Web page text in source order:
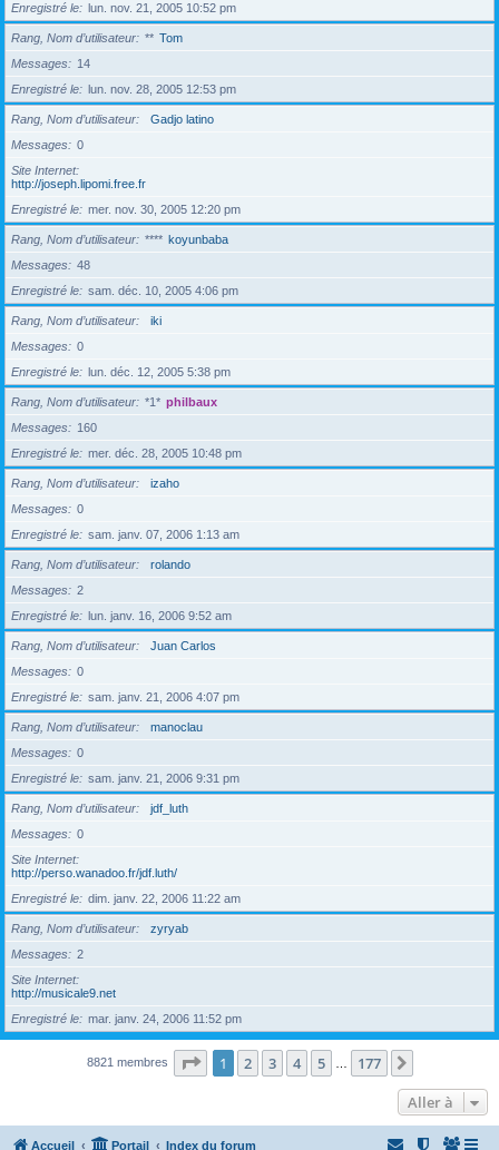
Enregistré le
lun. nov. 21, 2005 10:52 pm
Rang, Nom d’utilisateur ** Tom
Messages
14
Enregistré le
lun. nov. 28, 2005 12:53 pm
Rang, Nom d’utilisateur
Gadjo latino
Messages
0
Site Internet
http://joseph.lipomi.free.fr
Enregistré le
mer. nov. 30, 2005 12:20 pm
Rang, Nom d’utilisateur **** koyunbaba
Messages
48
Enregistré le
sam. déc. 10, 2005 4:06 pm
Rang, Nom d’utilisateur
iki
Messages
0
Enregistré le
lun. déc. 12, 2005 5:38 pm
Rang, Nom d’utilisateur *1* philbaux
Messages
160
Enregistré le
mer. déc. 28, 2005 10:48 pm
Rang, Nom d’utilisateur
izaho
Messages
0
Enregistré le
sam. janv. 07, 2006 1:13 am
Rang, Nom d’utilisateur
rolando
Messages
2
Enregistré le
lun. janv. 16, 2006 9:52 am
Rang, Nom d’utilisateur
Juan Carlos
Messages
0
Enregistré le
sam. janv. 21, 2006 4:07 pm
Rang, Nom d’utilisateur
manoclau
Messages
0
Enregistré le
sam. janv. 21, 2006 9:31 pm
Rang, Nom d’utilisateur
jdf_luth
Messages
0
Site Internet
http://perso.wanadoo.fr/jdf.luth/
Enregistré le
dim. janv. 22, 2006 11:22 am
Rang, Nom d’utilisateur
zyryab
Messages
2
Site Internet
http://musicale9.net
Enregistré le
mar. janv. 24, 2006 11:52 pm
8821 membres Page 1sur177
1 2 3 4 5 177
Aller à
Accueil Portail Index du forum